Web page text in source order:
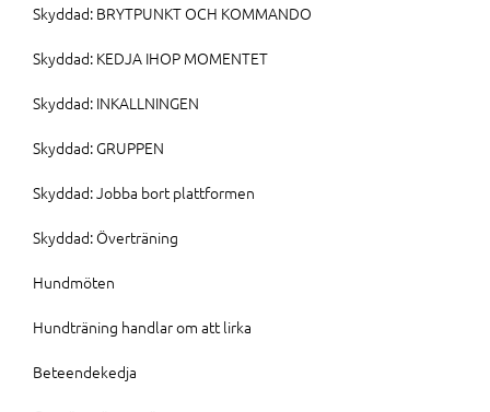
Skyddad: BRYTPUNKT OCH KOMMANDO
Skyddad: KEDJA IHOP MOMENTET
Skyddad: INKALLNINGEN
Skyddad: GRUPPEN
Skyddad: Jobba bort plattformen
Skyddad: Överträning
Hundmöten
Hundträning handlar om att lirka
Beteendekedja